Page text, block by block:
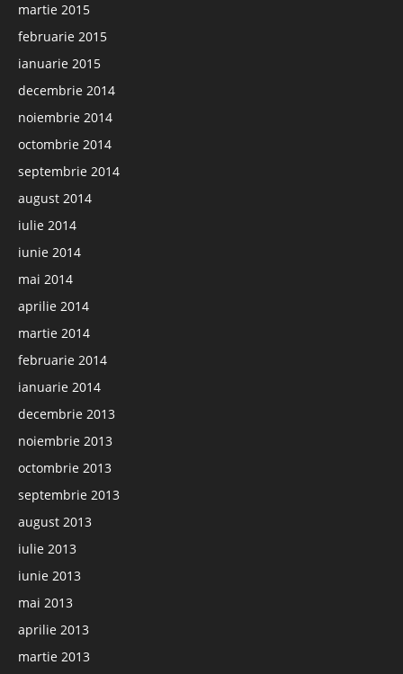
martie 2015
februarie 2015
ianuarie 2015
decembrie 2014
noiembrie 2014
octombrie 2014
septembrie 2014
august 2014
iulie 2014
iunie 2014
mai 2014
aprilie 2014
martie 2014
februarie 2014
ianuarie 2014
decembrie 2013
noiembrie 2013
octombrie 2013
septembrie 2013
august 2013
iulie 2013
iunie 2013
mai 2013
aprilie 2013
martie 2013